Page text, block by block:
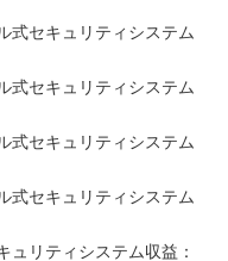
式セキュリティシステム
式セキュリティシステム
式セキュリティシステム
式セキュリティシステム
ュリティシステム収益：